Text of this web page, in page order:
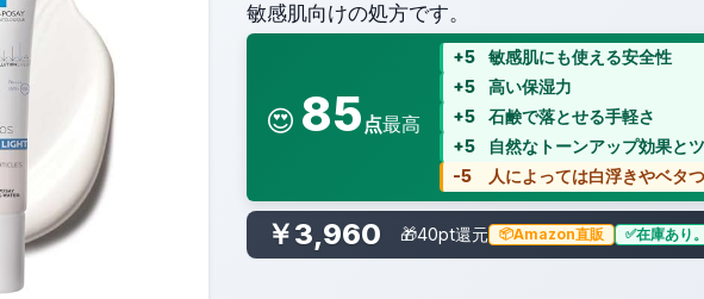
敏感肌向けの処方です。
😍 85 点最高
+5
敏感肌にも使える安全性
+5
高い保湿力
+5
石鹸で落とせる手軽さ
+5
自然なトーンアップ効果と
-5
人によっては白浮きやベタ
￥3,960 🎁40pt還元 Amazon直販 在庫あり